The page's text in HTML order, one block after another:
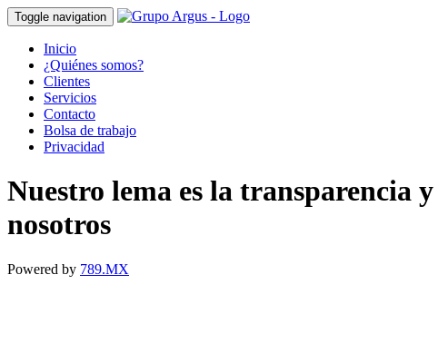
Toggle navigation
Inicio
¿Quiénes somos?
Clientes
Servicios
Contacto
Bolsa de trabajo
Privacidad
Nuestro lema es la transparencia
nosotros
Powered by 789.MX